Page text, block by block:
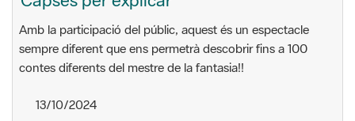
Amb la participació del públic, aquest és un espectacle
sempre diferent que ens permetrà descobrir fins a 100
contes diferents del mestre de la fantasia!!
13/10/2024